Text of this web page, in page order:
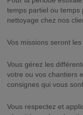
temps partiel ou temps
nettoyage chez nos
Vos missions seront
Vous gérez les
votre ou vos chantiers
consignes qui vous
Vous respectez et